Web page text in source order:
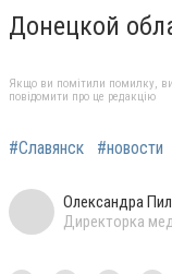
Донецкой
Якщо ви помітили помилку,
повідомити про це редакцію
#Славянск #новости
Олександра
Директорка